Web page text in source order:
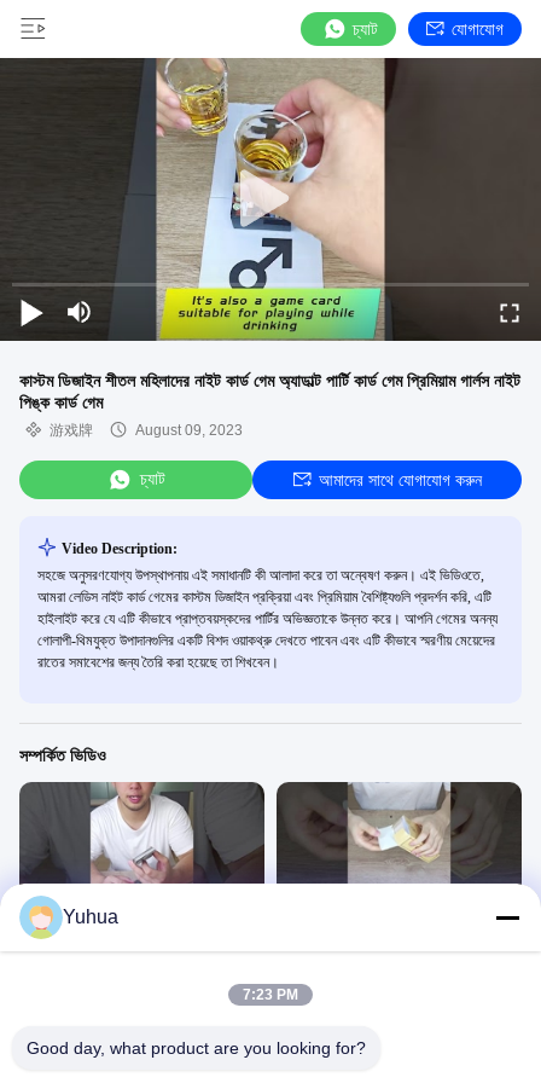
চ্যাট যোগাযোগ
কাস্টম ডিজাইন শীতল মহিলাদের নাইট কার্ড গেম অ্যাডাল্ট পার্টি কার্ড গেম প্রিমিয়াম গার্লস নাইট
পিঙ্ক কার্ড গেম
游戏牌 August 09, 2023
চ্যাট আমাদের সাথে যোগাযোগ করুন
Video Description:
সহজে অনুসরণযোগ্য উপস্থাপনায় এই সমাধানটি কী আলাদা করে তা অন্বেষণ করুন। এই ভিডিওতে,
আমরা লেডিস নাইট কার্ড গেমের কাস্টম ডিজাইন প্রক্রিয়া এবং প্রিমিয়াম বৈশিষ্ট্যগুলি প্রদর্শন করি, এটি
হাইলাইট করে যে এটি কীভাবে প্রাপ্তবয়স্কদের পার্টির অভিজ্ঞতাকে উন্নত করে। আপনি গেমের অনন্য
গোলাপী-থিমযুক্ত উপাদানগুলির একটি বিশদ ওয়াকথ্রু দেখতে পাবেন এবং এটি কীভাবে স্মরণীয় মেয়েদের
রাতের সমাবেশের জন্য তৈরি করা হয়েছে তা শিখবেন।
সম্পর্কিত ভিডিও
কাস্টম যৌন প্রাপ্তবয়স্ক কার্ড গেম কি বা সাহস
July 31, 2023
Yuhua
7:23 PM
Good day, what product are you looking for?